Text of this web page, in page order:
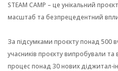
STEAM CAMP – це унікальний
масштаб та безпрецедентний
За підсумками проєкту понад 500
учасників проєкту випробували
процес понад 30 нових діджитал-